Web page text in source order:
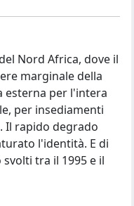
Nord Africa, dove il
marginale della
esterna per l'intera
per insediamenti
Il rapido degrado
l'identità. E di
tra il 1995 e il